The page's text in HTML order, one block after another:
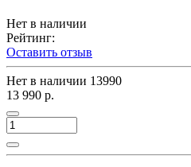
Нет в наличии
Рейтинг:
Оставить отзыв
Нет в наличии 13990
13 990 р.